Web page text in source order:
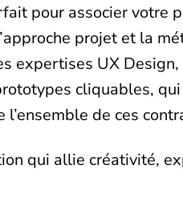
pour associer votre
projet et la
expertises UX
cliquables,
de ces
qui allie créativité,